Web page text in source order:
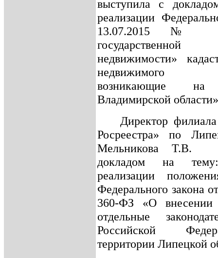
выступила с
реализации
13.07.2015 №
государственной
недвижимости»
недвижимого
возникающие на
Владимирской
Директор
Росреестра» по
Мельникова Т.В.
докладом на
реализации
Федерального закона
360-ФЗ «О внесении
отдельные
Российской
территории Липецкой